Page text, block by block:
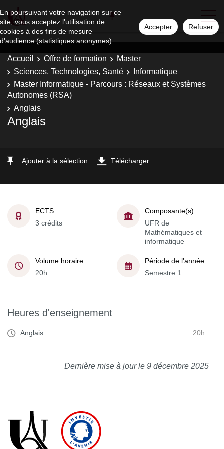
En poursuivant votre navigation sur ce
site, vous acceptez l'utilisation de
cookies à des fins de mesure
d'audience (statistiques anonymes).
Accepter Refuser
Accueil Offre de formation
Master
Sciences, Technologies, Santé
Informatique
Master Informatique - Parcours : Réseaux et Systèmes
Autonomes (RSA)
Anglais
Anglais
Ajouter à la sélection Télécharger
ECTS
3 crédits
Composante(s)
UFR de
Mathématiques et
informatique
Volume horaire
20h
Période de l'année
Semestre 1
Heures d'enseignement
Anglais 20h
Dernière mise à jour le 9 décembre 2025